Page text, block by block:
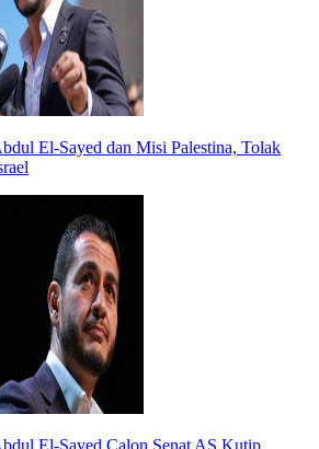
El-Sayed dan Misi Palestina, Tolak